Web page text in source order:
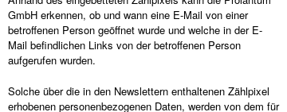
GmbH erkennen, ob und wann eine E-Mail von einer
betroffenen Person geöffnet wurde und welche in der E-
Mail befindlichen Links von der betroffenen Person
aufgerufen wurden.
Solche über die in den Newslettern enthaltenen Zählpixel
erhobenen personenbezogenen Daten, werden von dem für